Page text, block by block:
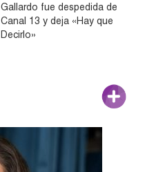
Gallardo fue despedida de
Canal 13 y deja «Hay que
Decirlo»